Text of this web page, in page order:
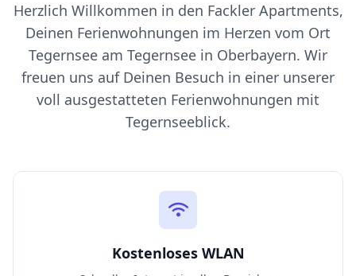
Herzlich Willkommen in den Fackler Apartments,
Deinen Ferienwohnungen im Herzen vom Ort
Tegernsee am Tegernsee in Oberbayern. Wir
freuen uns auf Deinen Besuch in einer unserer
voll ausgestatteten Ferienwohnungen mit
Tegernseeblick.
Kostenloses WLAN